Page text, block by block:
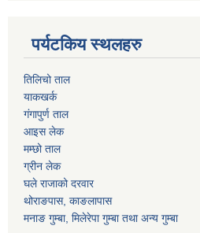
पर्यटकिय स्थलहरु
तिलिचो ताल
याकखर्क
गंगापुर्ण ताल
आइस लेक
मम्छो ताल
ग्रीन लेक
घले राजाको दरवार
थोराङपास, काङलापास
मनाङ गुम्बा, मिलेरेपा गुम्बा तथा अन्य गुम्बा